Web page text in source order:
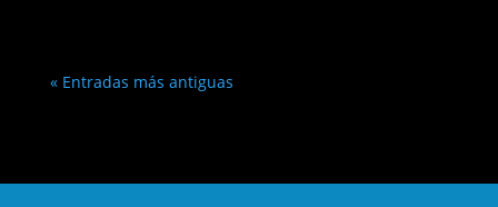
« Entradas más antiguas